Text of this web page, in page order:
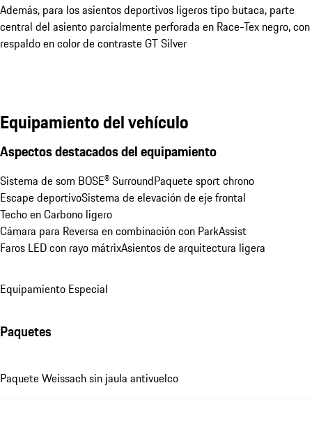
Además, para los asientos deportivos ligeros tipo butaca, parte
central del asiento parcialmente perforada en Race-Tex negro, con
respaldo en color de contraste GT Silver
Equipamiento del vehículo
Aspectos destacados del equipamiento
Sistema de som BOSE® SurroundPaquete sport chrono
Escape deportivoSistema de elevación de eje frontal
Techo en Carbono ligero
Cámara para Reversa en combinación con ParkAssist
Faros LED con rayo mátrixAsientos de arquitectura ligera
Equipamiento Especial
Paquetes
Paquete Weissach sin jaula antivuelco